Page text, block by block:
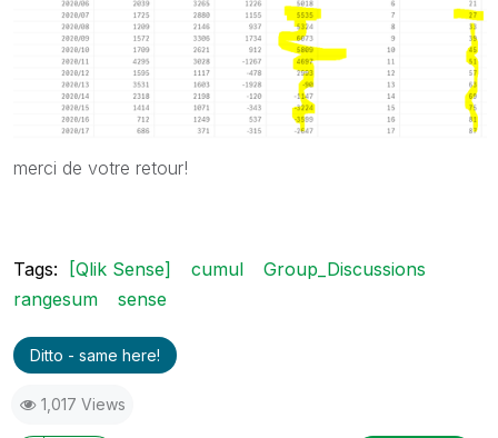
merci de votre retour!
Tags: [Qlik Sense] cumul
Group_Discussions
rangesum
sense
Ditto - same here!
1,017 Views